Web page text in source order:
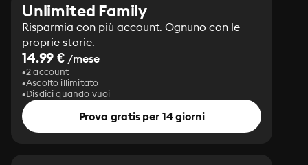
Unlimited Family
Risparmia con più account. Ognuno con le
proprie storie.
14.99 € /mese
2 account
Ascolto illimitato
Disdici quando vuoi
Prova gratis per 14 giorni